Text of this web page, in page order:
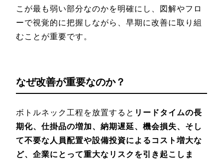
こが最も弱い部分なのかを明確にし、図解やフロ
ーで視覚的に把握しながら、早期に改善に取り組
むことが重要です。
なぜ改善が重要なのか？
ボトルネック工程を放置すると リードタイムの長
期化、仕掛品の増加、納期遅延、機会損失、そし
て不要な人員配置や設備投資によるコスト増大な
ど、企業にとって重大なリスクを引き起こしま